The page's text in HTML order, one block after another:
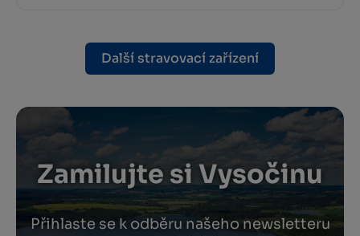
Další stravovací zařízení
Zamilujte si Vysočinu
Přihlaste se k odběru našeho newsletteru